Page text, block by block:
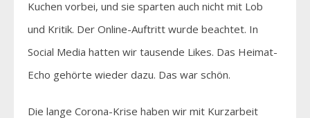
Kuchen vorbei, und sie sparten auch nicht mit Lob
und Kritik. Der Online-Auftritt wurde beachtet. In
Social Media hatten wir tausende Likes. Das Heimat-
Echo gehörte wieder dazu. Das war schön.
Die lange Corona-Krise haben wir mit Kurzarbeit